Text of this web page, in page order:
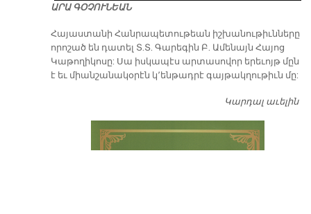
ԱՐԱ ԳՕՉՈՒՆԵԱՆ
​Հայաստանի Հանրապետութեան իշխանութիւնները
որոշած են դատել Տ.Տ. Գարեգին Բ. Ամենայն Հայոց
Կաթողիկոսը: Սա իսկապէս արտասովոր երեւոյթ մըն
է եւ միանշանակօրէն կ՚ենթադրէ գայթակղութիւն մը:
Կարդալ աւելին